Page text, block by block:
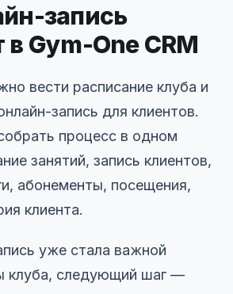
запись
в Gym-One CRM
вести расписание клуба и
запись для клиентов.
процесс в одном
занятий, запись клиентов,
абонементы, посещения,
клиента.
уже стала важной
клуба, следующий шаг —